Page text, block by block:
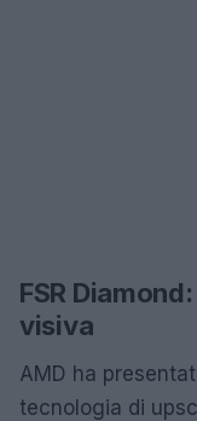
FSR
visiva
AMD ha
tecnologia di